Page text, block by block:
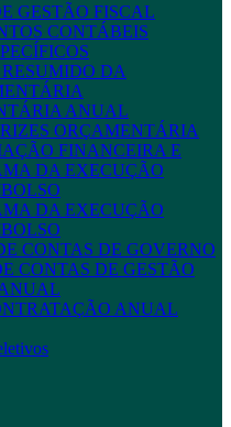
GESTÃO FISCAL
CONTÁBEIS
DA
ANUAL
ORÇAMENTÁRIA
FINANCEIRA E
DA EXECUÇÃO
DA EXECUÇÃO
CONTAS DE GOVERNO
CONTAS DE GESTÃO
ANUAL